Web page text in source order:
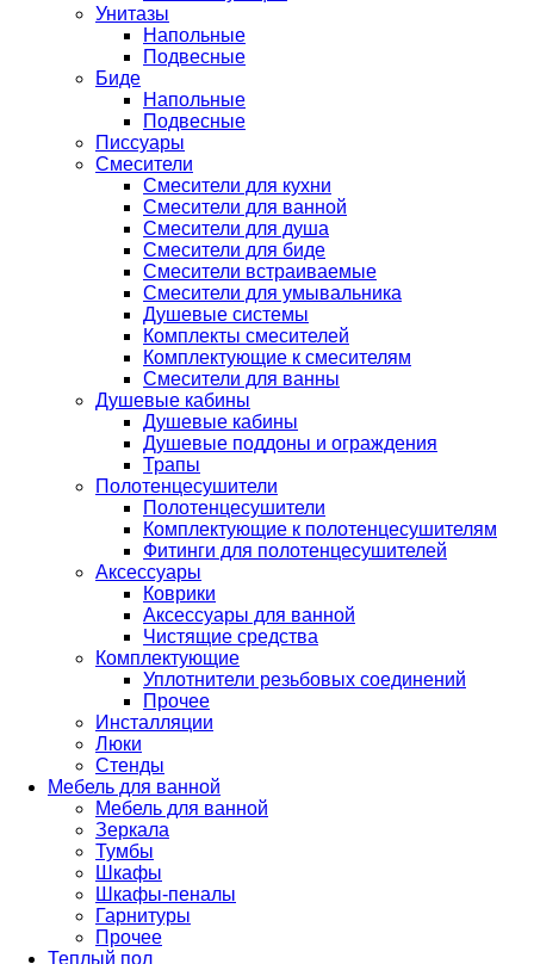
Унитазы
Напольные
Подвесные
Биде
Напольные
Подвесные
Писсуары
Смесители
Смесители для кухни
Смесители для ванной
Смесители для душа
Смесители для биде
Смесители встраиваемые
Смесители для умывальника
Душевые системы
Комплекты смесителей
Комплектующие к смесителям
Смесители для ванны
Душевые кабины
Душевые кабины
Душевые поддоны и ограждения
Трапы
Полотенцесушители
Полотенцесушители
Комплектующие к полотенцесушителям
Фитинги для полотенцесушителей
Аксессуары
Коврики
Аксессуары для ванной
Чистящие средства
Комплектующие
Уплотнители резьбовых соединений
Прочее
Инсталляции
Люки
Стенды
Мебель для ванной
Мебель для ванной
Зеркала
Тумбы
Шкафы
Шкафы-пеналы
Гарнитуры
Прочее
Теплый пол